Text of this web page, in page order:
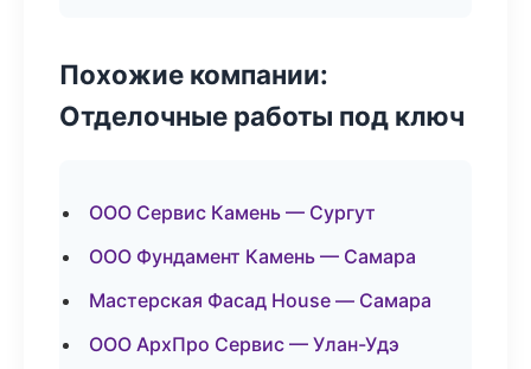
Похожие компании:
Отделочные работы под ключ
ООО Сервис Камень — Сургут
ООО Фундамент Камень — Самара
Мастерская Фасад House — Самара
ООО АрхПро Сервис — Улан-Удэ